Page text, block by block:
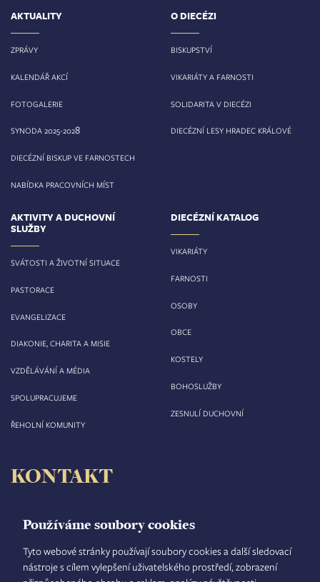
Používáme soubory cookies
Tyto webové stránky používají soubory cookies a další sledovací
nástroje s cílem vylepšení uživatelského prostředí, zobrazení
AKTUALITY
ZPRÁVY
KALENDÁŘ AKCÍ
FOTOGALERIE
SYNODA 2025-2028
DIECÉZNÍ BISKUP VE FARNOSTECH
NABÍDKA PRACOVNÍCH MÍST
O DIECÉZI
BISKUPSTVÍ
VIKARIÁTY A FARNOSTI
SOLIDARITA V DIECÉZI
DIECÉZNÍ LESY HRADEC KRÁLOVÉ
AKTIVITY A DUCHOVNÍ
SLUŽBY
SVÁTOSTI A ŽIVOTNÍ SITUACE
PASTORACE
EVANGELIZACE
DIAKONIE, CHARITA A MISIE
VZDĚLÁVÁNÍ A MÉDIA
SPOLUPRACUJEME
ŘEHOLNÍ KOMUNITY
DIECÉZNÍ KATALOG
VIKARIÁTY
FARNOSTI
OSOBY
OBCE
KOSTELY
BOHOSLUŽBY
ZESNULÍ DUCHOVNÍ
KONTAKT
Velké náměstí 35/44
500 03 Hradec Králové
tel.: +420 495 063 611
IČO: 00 44 51 34